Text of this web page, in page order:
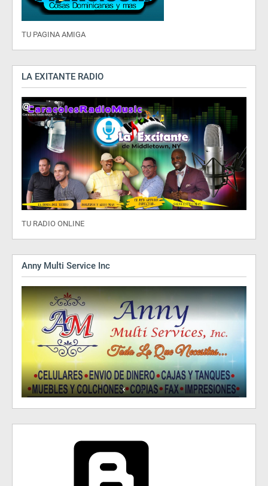
TU PAGINA AMIGA
LA EXITANTE RADIO
TU RADIO ONLINE
Anny Multi Service Inc